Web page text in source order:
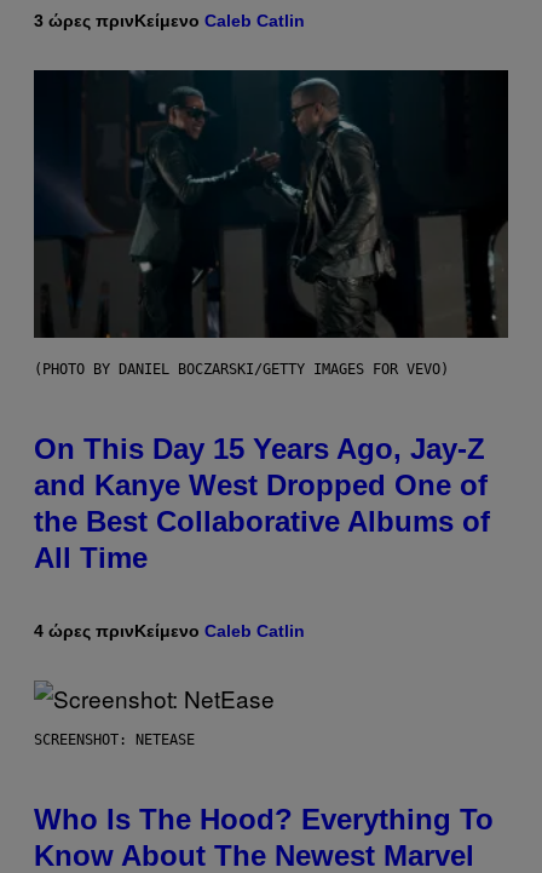
3 ώρες πρινΚείμενο Caleb Catlin
(PHOTO BY DANIEL BOCZARSKI/GETTY IMAGES FOR VEVO)
On This Day 15 Years Ago, Jay-Z
and Kanye West Dropped One of
the Best Collaborative Albums of
All Time
4 ώρες πρινΚείμενο Caleb Catlin
SCREENSHOT: NETEASE
Who Is The Hood? Everything To
Know About The Newest Marvel